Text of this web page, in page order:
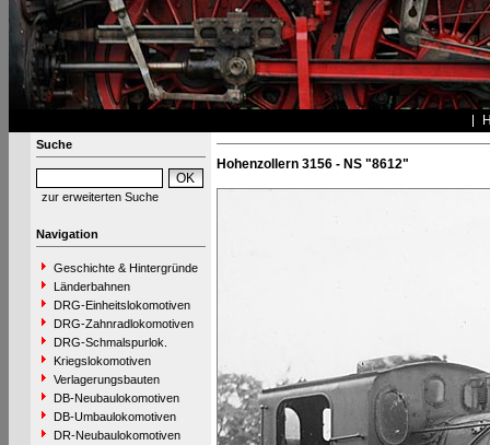
Suche
zur erweiterten Suche
Navigation
Geschichte & Hintergründe
Länderbahnen
DRG-Einheitslokomotiven
DRG-Zahnradlokomotiven
DRG-Schmalspurlok.
Kriegslokomotiven
Verlagerungsbauten
DB-Neubaulokomotiven
DB-Umbaulokomotiven
DR-Neubaulokomotiven
Hohenzollern 3156 - NS "8612"